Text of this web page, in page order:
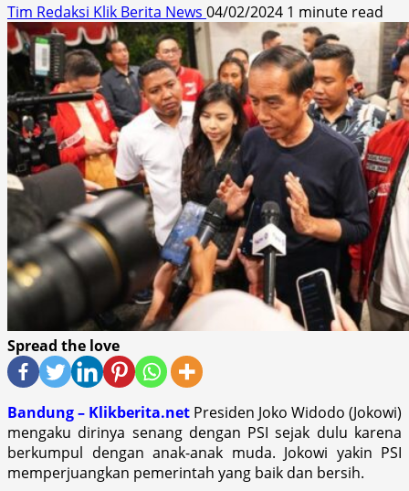
Tim Redaksi Klik Berita News 04/02/2024 1 minute read
Spread the love
Bandung – Klikberita.net Presiden Joko Widodo (Jokowi)
mengaku dirinya senang dengan PSI sejak dulu karena
berkumpul dengan anak-anak muda. Jokowi yakin PSI
memperjuangkan pemerintah yang baik dan bersih.